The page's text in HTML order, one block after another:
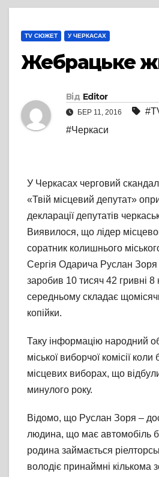
TV СЮЖЕТ У ЧЕРКАСАХ
Жебрацьке
Від Editor
БЕР 11, 2016
#Черкаси
У Черкасах черговий
«Твій місцевий депутат»
декларації депутатів
Виявилося, що лідер
соратник колишнього
Сергія Одарича Руслан Зоря
заробив 10 тисяч 42 гривні 8
середньому складає
копійки.
Таку інформацію народний
міської виборчої комісії
місцевих виборах, що
минулого року.
Відомо, що Руслан Зоря –
людина, що має автомобіль
родина займається
володіє принаймні кількома